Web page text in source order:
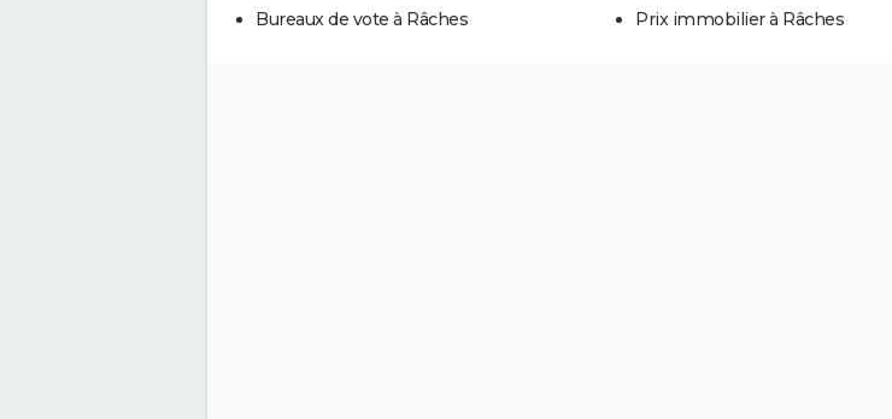
Bureaux de vote à Râches
Prix immobilier à Râches